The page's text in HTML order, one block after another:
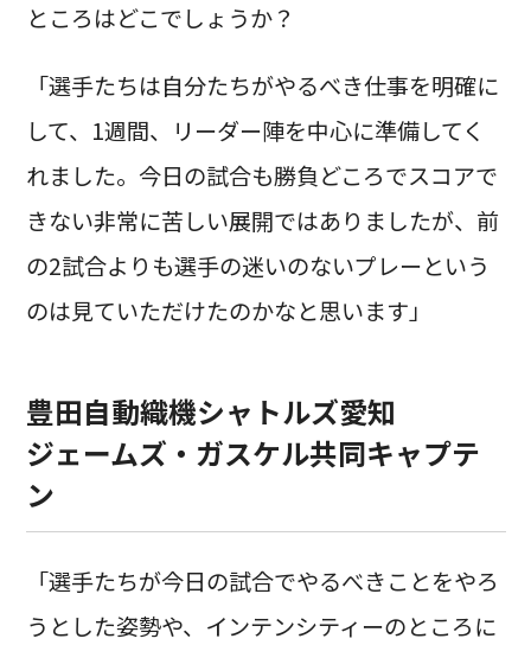
ところはどこでしょうか？
「選手たちは自分たちがやるべき仕事を明確に
して、1週間、リーダー陣を中心に準備してく
れました。今日の試合も勝負どころでスコアで
きない非常に苦しい展開ではありましたが、前
の2試合よりも選手の迷いのないプレーという
のは見ていただけたのかなと思います」
豊田自動織機シャトルズ愛知
ジェームズ・ガスケル共同キャプテ
ン
「選手たちが今日の試合でやるべきことをやろ
うとした姿勢や、インテンシティーのところに